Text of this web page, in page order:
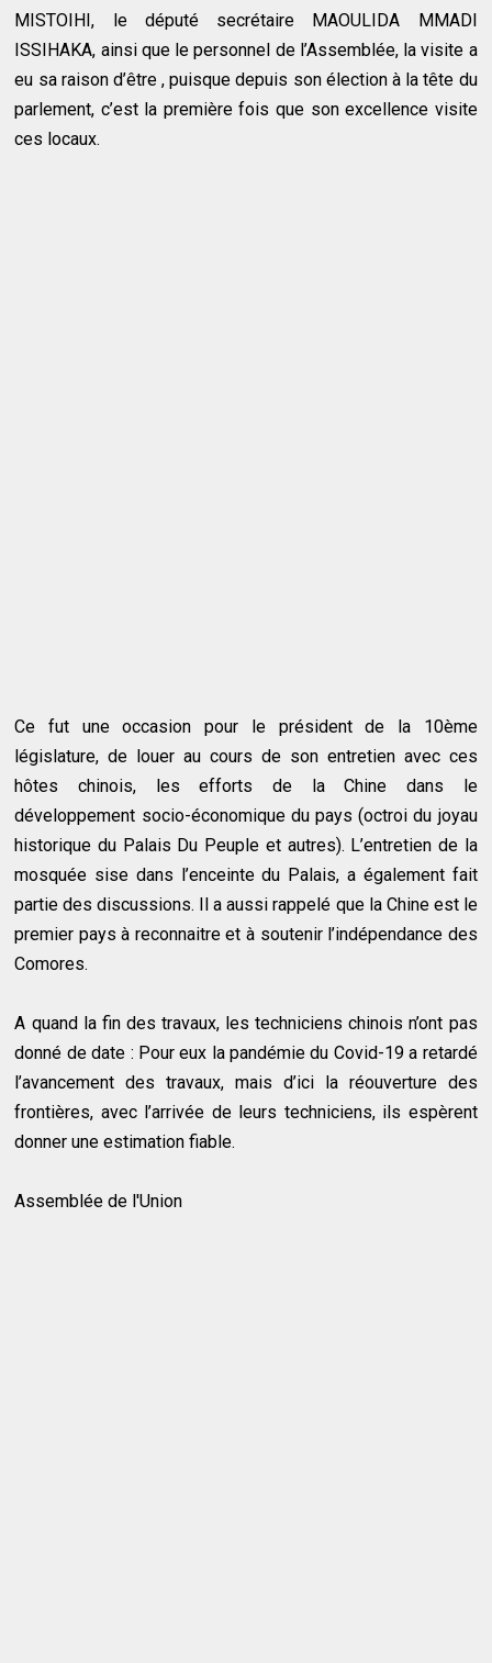
MISTOIHI, le député secrétaire MAOULIDA MMADI
ISSIHAKA, ainsi que le personnel de l’Assemblée, la visite a
eu sa raison d’être , puisque depuis son élection à la tête du
parlement, c’est la première fois que son excellence visite
ces locaux.
Ce fut une occasion pour le président de la 10ème
législature, de louer au cours de son entretien avec ces
hôtes chinois, les efforts de la Chine dans le
développement socio-économique du pays (octroi du joyau
historique du Palais Du Peuple et autres). L’entretien de la
mosquée sise dans l’enceinte du Palais, a également fait
partie des discussions. Il a aussi rappelé que la Chine est le
premier pays à reconnaitre et à soutenir l’indépendance des
Comores.
A quand la fin des travaux, les techniciens chinois n’ont pas
donné de date : Pour eux la pandémie du Covid-19 a retardé
l’avancement des travaux, mais d’ici la réouverture des
frontières, avec l’arrivée de leurs techniciens, ils espèrent
donner une estimation fiable.
Assemblée de l'Union